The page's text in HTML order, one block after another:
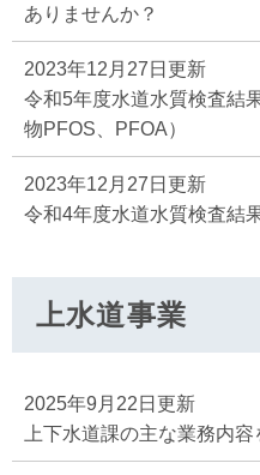
ありませんか？
2023年12月27日更新
令和5年度水道水質検査結
物PFOS、PFOA）
2023年12月27日更新
令和4年度水道水質検査結
上水道事業
2025年9月22日更新
上下水道課の主な業務内